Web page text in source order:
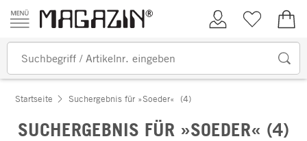
Zum Inhalt springen
Kundenkonto
Merkliste
Startseite Suchergebnis für »Soeder« (4)
SUCHERGEBNIS FÜR »SOEDER« (4)